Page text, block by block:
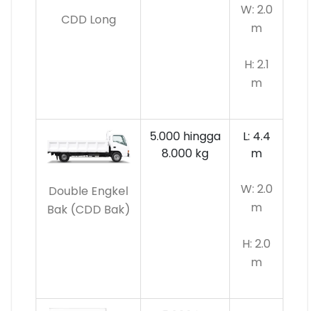
CDD Long
W: 2.0
m
H: 2.1
m
Double Engkel
Bak (CDD Bak)
5.000 hingga
8.000 kg
L: 4.4
m
W: 2.0
m
H: 2.0
m